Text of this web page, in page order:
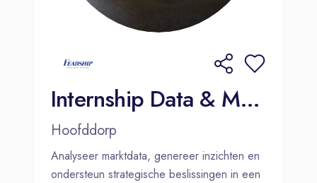
Internship Data & Market Intelligence | Hoofddorp
Hoofddorp
Analyseer marktdata, genereer inzichten en
ondersteun strategische beslissingen in een